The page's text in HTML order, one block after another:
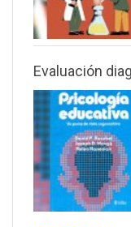
Evaluación